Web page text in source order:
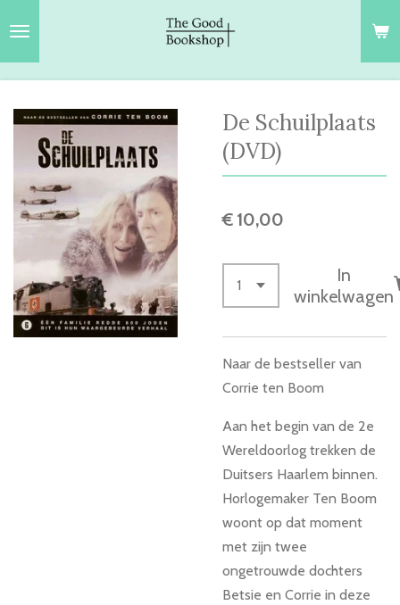
hoofdinhoud
De Schuilplaats
(DVD)
€ 10,00
In
winkelwagen
Naar de bestseller van
Corrie ten Boom
Aan het begin van de 2e
Wereldoorlog trekken de
Duitsers Haarlem binnen.
Horlogemaker Ten Boom
woont op dat moment
met zijn twee
ongetrouwde dochters
Betsie en Corrie in deze